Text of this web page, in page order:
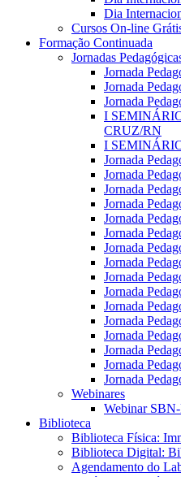
Dia
Cursos On-line
Formação Continuada
Jornadas
Jornada
Jornada
Jornada
I
CRUZ/RN
I
Jornada
Jornada
Jornada
Jornada
Jornada
Jornada
Jornada
Jornada
Jornada
Jornada
Jornada
Jornada
Jornada
Jornada
Jornada
Jornada
Webinares
Webinar
Biblioteca
Biblioteca Física:
Biblioteca Digital:
Agendamento do